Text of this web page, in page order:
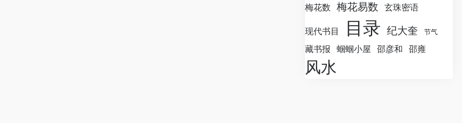
梅花数
梅花易数 玄珠密语
现代书目 目录 纪大奎 节气
藏书报 蝈蝈小屋 邵彦和 邵雍
风水